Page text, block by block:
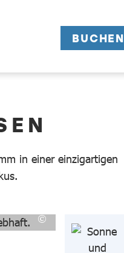
BUCHEN
in einer einzigartigen